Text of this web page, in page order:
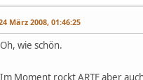
März 2008, 01:46:25
Oh, wie schön.
Im Moment rockt ARTE aber